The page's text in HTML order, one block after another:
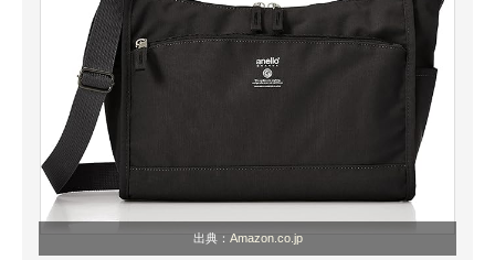
エレクトロニクス専門サイト
電子設計の基本と応用
エネルギーの専門メディア
建設×テクノロジーの最前線
出典： Amazon.co.jp